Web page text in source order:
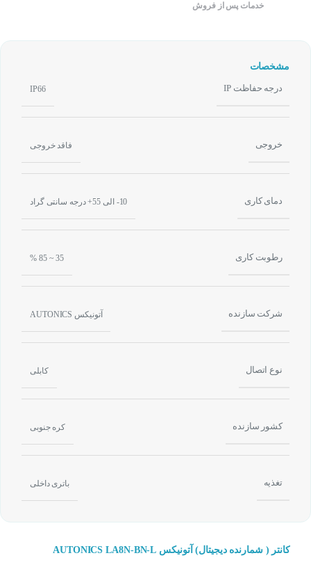
خدمات پس از فروش
مشخصات
درجه حفاظت IP IP66
خروجی فاقد خروجی
دمای کاری 10- الی 55+ درجه سانتی گراد
رطوبت کاری 35 ~ 85 %
شرکت سازنده آتونیکس AUTONICS
نوع اتصال کابلی
کشور سازنده کره جنوبی
تغذیه باتری داخلی
کانتر ( شمارنده دیجیتال) آتونیکس AUTONICS LA8N-BN-L